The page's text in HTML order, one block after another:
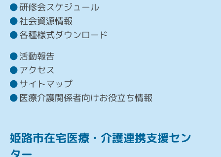
研修会スケジュール
社会資源情報
各種様式ダウンロード
活動報告
アクセス
サイトマップ
医療介護関係者向けお役立ち情報
姫路市在宅医療・介護連携支援セン